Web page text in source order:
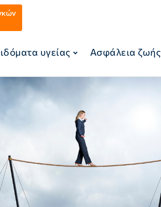
υγείας Ασφάλεια ζωής